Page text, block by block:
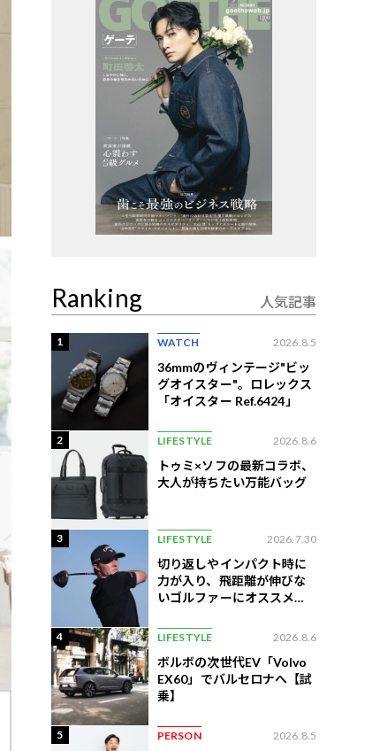
Ranking 人気記事
1 WATCH 2026.8.5
36mmのヴィンテージ"ビッ
グオイスター"。ロレックス
「オイスター Ref.6424」
2 LIFESTYLE 2026.8.6
トゥミ×ソフの最新コラボ、
大人が持ちたい万能バッグ
3 LIFESTYLE 2026.7.30
切り返しやインパクト時に
力が入り、飛距離が伸びな
いゴルファーにオススメの
4 LIFESTYLE 2026.8.6
ボルボの次世代EV「Volvo
EX60」でバルセロナへ【試
乗】
5 PERSON 2026.8.5